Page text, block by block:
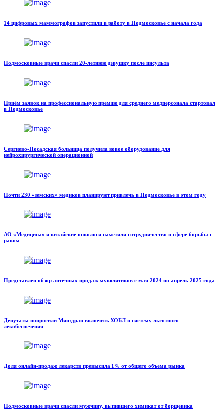
14 цифровых маммографов запустили в работу в Подмосковье с начала года
Подмосковные врачи спасли 20-летнюю девушку после инсульта
Приём заявок на профессиональную премию для среднего медперсонала стартовал
в Подмосковье
Сергиево-Посадская больница получила новое оборудование для
нейрохирургической операционной
Почти 230 «земских» медиков планируют привлечь в Подмосковье в этом году
АО «Медицина» и китайские онкологи наметили сотрудничество в сфере борьбы с
раком
Представлен обзор аптечных продаж муколитиков с мая 2024 по апрель 2025 года
Депутаты попросили Минздрав включить ХОБЛ в систему льготного
лекобеспечения
Доля онлайн-продаж лекарств превысила 1% от общего объема рынка
Подмосковные врачи спасли мужчину, выпившего химикат от борщевика